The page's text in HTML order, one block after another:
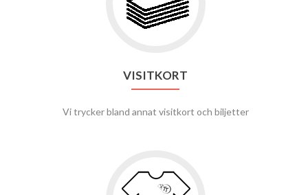
VISITKORT
Vi trycker bland annat visitkort och biljetter